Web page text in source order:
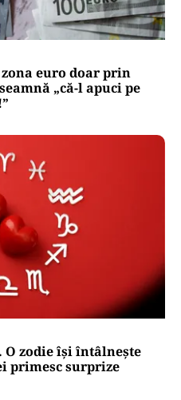
euro doar prin
„că-l apuci pe
O zodie își întâlnește
primesc surprize